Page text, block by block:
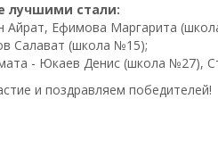
лучшими стали:
Айрат, Ефимова Маргарита
Салават (школа №15);
- Юкаев Денис (школа №27),
и поздравляем победителей!